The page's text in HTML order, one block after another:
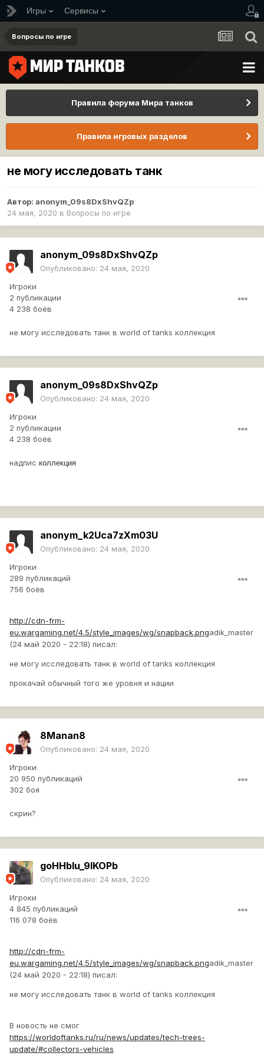
Игры Сервисы
Вопросы по игре
Правила форума Мира танков
Правила игровых разделов
не могу исследовать танк
Автор: anonym_09s8DxShvQZp
24 мая, 2020 в Вопросы по игре
anonym_09s8DxShvQZp
Опубликовано: 24 мая, 2020
Игроки
2 публикации
4 238 боёв
не могу исследовать танк в world of tanks коллекция
anonym_09s8DxShvQZp
Опубликовано: 24 мая, 2020
Игроки
2 публикации
4 238 боёв
надпис коллекция
anonym_k2Uca7zXm03U
Опубликовано: 24 мая, 2020
Игроки
289 публикаций
756 боёв
http://cdn-frm-
eu.wargaming.net/4.5/style_images/wg/snapback.pngadik_master
(24 май 2020 - 22:18) писал:
не могу исследовать танк в world of tanks коллекция
прокачай обычный того же уровня и нации
8Manan8
Опубликовано: 24 мая, 2020
Игроки
20 950 публикаций
302 боя
скрин?
goHHbIu_9IKOPb
Опубликовано: 24 мая, 2020
Игроки
4 845 публикаций
116 078 боёв
http://cdn-frm-
eu.wargaming.net/4.5/style_images/wg/snapback.pngadik_master
(24 май 2020 - 22:18) писал:
не могу исследовать танк в world of tanks коллекция
В новость не смог
https://worldoftanks.ru/ru/news/updates/tech-trees-
update/#collectors-vehicles